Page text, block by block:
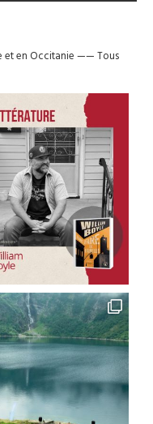
et en Occitanie——Tous